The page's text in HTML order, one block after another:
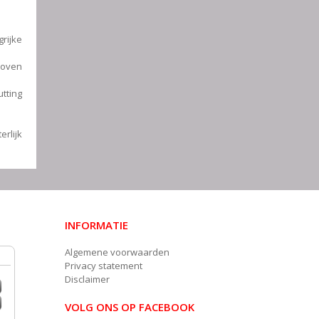
INFORMATIE
Algemene voorwaarden
Privacy statement
Disclaimer
VOLG ONS OP FACEBOOK